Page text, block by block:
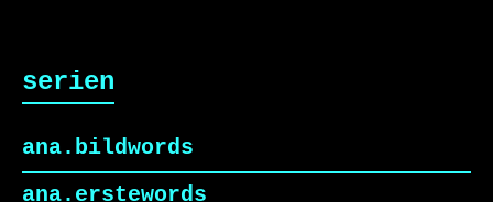
serien
ana.bildwords
ana.erstewords